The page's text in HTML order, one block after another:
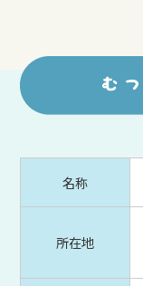
名称
所在地